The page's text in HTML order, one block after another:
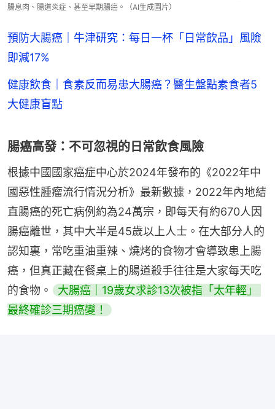
腸息肉、腸道炎症、甚至早期腸癌。（AI生成圖片）
預防大腸癌｜牛津研究：每日一杯「日常飲品」風險
即減17%
健康飲食｜食素反而易患大腸癌？醫生盤點素食者5
大健康盲點
腸癌高發：不可忽視的日常飲食風險
根據中國國家癌症中心於2024年發布的《2022年中
國惡性腫瘤流行情況分析》最新數據，2022年內地結
直腸癌的死亡病例約為24萬宗，即每天有約670人因
腸癌離世，其中大半是45歲以上人士。在大部分人的
認知裏，常吃重油重辣、燒烤的食物才會導致患上腸
癌，但真正藏在餐桌上的腸道殺手往往是大家每天吃
的食物。
大腸癌｜19歲女求診13次被指「太年輕」
最終確診三期癌變！